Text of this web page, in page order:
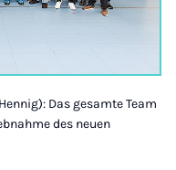
Das gesamte Team
des neuen